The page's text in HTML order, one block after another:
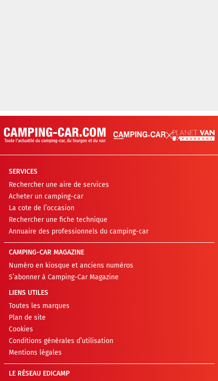
SERVICES
Rechercher une aire de services
Acheter un camping-car
La cote de l’occasion
Rechercher une fiche technique
Annuaire des professionnels du camping-car
CAMPING-CAR MAGAZINE
Numéro en kiosque et anciens numéros
S’abonner à Camping-Car Magazine
LIENS UTILES
Toutes les marques
Plan de site
Cookies
Conditions générales d’utilisation
Mentions légales
LE RÉSEAU EDICAMP